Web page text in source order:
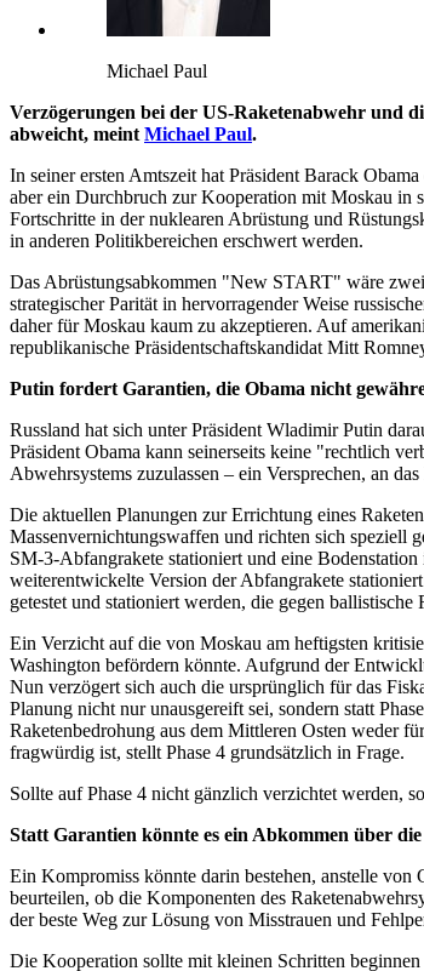
Michael Paul
Verzögerungen bei der US-Raketenabwehr und
abweicht, meint Michael Paul.
In seiner ersten Amtszeit hat Präsident Barack
aber ein Durchbruch zur Kooperation mit Moskau in
Fortschritte in der nuklearen Abrüstung und
in anderen Politikbereichen erschwert werden.
Das Abrüstungsabkommen "New START" wäre
strategischer Parität in hervorragender Weise
daher für Moskau kaum zu akzeptieren. Auf
republikanische Präsidentschaftskandidat Mitt
Putin fordert Garantien, die Obama nicht
Russland hat sich unter Präsident Wladimir Putin
Präsident Obama kann seinerseits keine "rechtlich
Abwehrsystems zuzulassen – ein Versprechen, an
Die aktuellen Planungen zur Errichtung eines
Massenvernichtungswaffen und richten sich speziell
SM-3-Abfangrakete stationiert und eine
weiterentwickelte Version der Abfangrakete
getestet und stationiert werden, die gegen
Ein Verzicht auf die von Moskau am heftigsten
Washington befördern könnte. Aufgrund der
Nun verzögert sich auch die ursprünglich für das
Planung nicht nur unausgereift sei, sondern statt
Raketenbedrohung aus dem Mittleren Osten weder
fragwürdig ist, stellt Phase 4 grundsätzlich in Frage.
Sollte auf Phase 4 nicht gänzlich verzichtet werden,
Statt Garantien könnte es ein Abkommen über
Ein Kompromiss könnte darin bestehen, anstelle
beurteilen, ob die Komponenten des
der beste Weg zur Lösung von Misstrauen und
Die Kooperation sollte mit kleinen Schritten